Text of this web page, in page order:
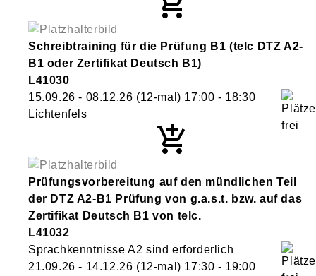
Schreibtraining für die Prüfung B1 (telc DTZ A2-
B1 oder Zertifikat Deutsch B1)
L41030
15.09.26 - 08.12.26 (12-mal) 17:00 - 18:30
Lichtenfels
Prüfungsvorbereitung auf den mündlichen Teil
der DTZ A2-B1 Prüfung von g.a.s.t. bzw. auf das
Zertifikat Deutsch B1 von telc.
L41032
Sprachkenntnisse A2 sind erforderlich
21.09.26 - 14.12.26 (12-mal) 17:30 - 19:00